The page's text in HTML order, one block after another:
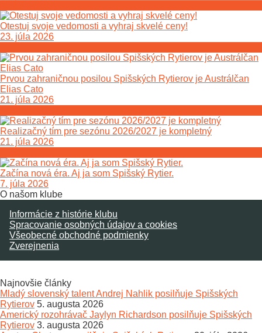
Otestuj svoje vedomosti a vyhraj skvelé ceny!
23. júla 2026
Prvou zahraničnou posilou Spišských Rytierov je Austrálčan
Elias Cato
21. júla 2026
Realizačný tím pre sezónu 2026/2027 je kompletný
21. júla 2026
Začína nová éra. Aj ja som Spišský Rytier.
7. júla 2026
O našom klube
Informácie z histórie klubu
Spracovanie osobných údajov a cookies
Všeobecné obchodné podmienky
Zverejnenia
Najnovšie články
Mladý slovenský talent Andrej Nahlik posilňuje Spišských
Rytierov 5. augusta 2026
Americký rozohrávač Jaylyn Richardson posilňuje Spišských
Rytierov 3. augusta 2026